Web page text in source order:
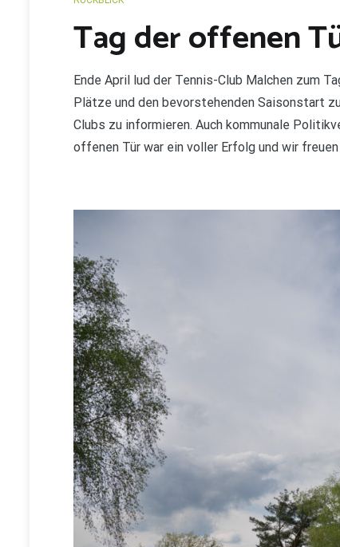
Tag der offenen
Ende April lud der Tennis-Club Malchen zum
Plätze und den bevorstehenden Saisonstart
Clubs zu informieren. Auch kommunale
offenen Tür war ein voller Erfolg und wir